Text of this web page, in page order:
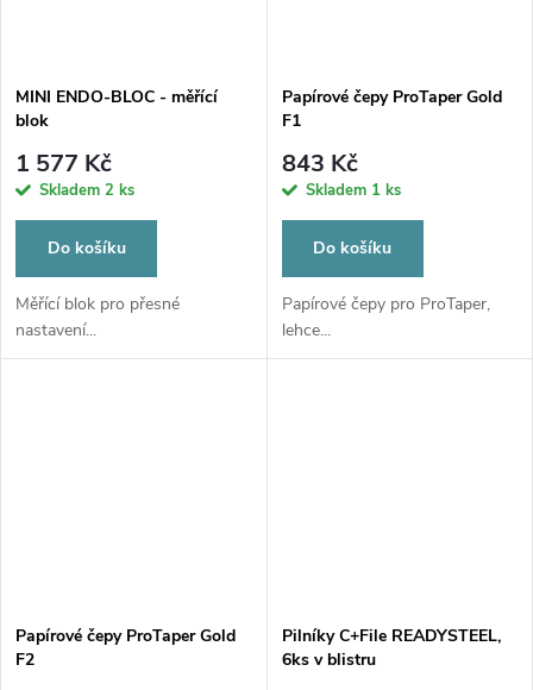
MINI ENDO-BLOC - měřící
blok
1 577 Kč
Skladem 2 ks
Do košíku
Měřící blok pro přesné
nastavení...
Papírové čepy ProTaper Gold
F1
843 Kč
Skladem 1 ks
Do košíku
Papírové čepy pro ProTaper,
lehce...
Papírové čepy ProTaper Gold
F2
Pilníky C+File READYSTEEL,
6ks v blistru